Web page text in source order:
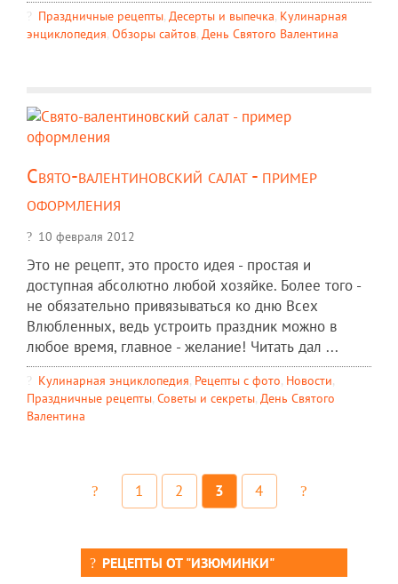
Праздничные рецепты, Десерты и выпечка, Кулинарная
энциклопедия, Обзоры сайтов, День Святого Валентина
Свято-валентиновский салат - пример
оформления
10 февраля 2012
Это не рецепт, это просто идея - простая и
доступная абсолютно любой хозяйке. Более того -
не обязательно привязываться ко дню Всех
Влюбленных, ведь устроить праздник можно в
любое время, главное - желание! Читать дал ...
Кулинарная энциклопедия, Рецепты c фото, Новости,
Праздничные рецепты, Советы и секреты, День Святого
Валентина
1 2 3 4
РЕЦЕПТЫ ОТ "ИЗЮМИНКИ"